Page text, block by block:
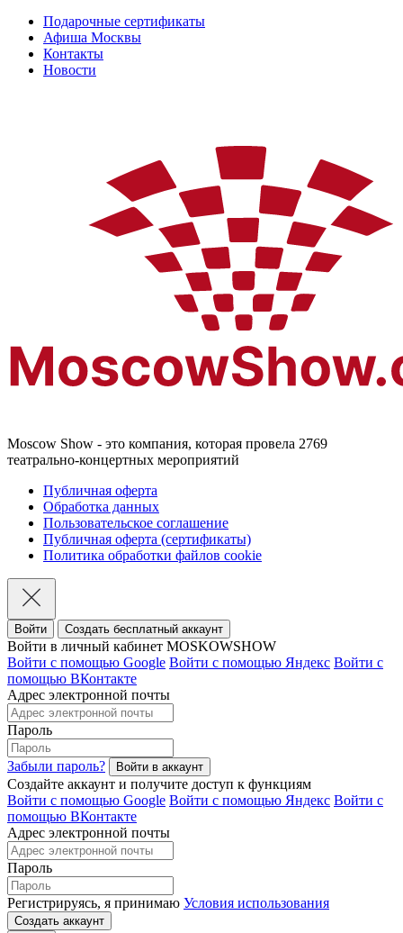
Подарочные сертификаты
Афиша Москвы
Контакты
Новости
Moscow Show - это компания, которая провела 2769
театрально-концертных мероприятий
Публичная оферта
Обработка данных
Пользовательское соглашение
Публичная оферта (сертификаты)
Политика обработки файлов cookie
Войти Создать бесплатный аккаунт
Войти в личный кабинет MOSKOWSHOW
Войти с помощью Google Войти с помощью Яндекс Войти с
помощью ВКонтакте
Адрес электронной почты
Пароль
Забыли пароль?
Создайте аккаунт и получите доступ к функциям
Войти с помощью Google Войти с помощью Яндекс Войти с
помощью ВКонтакте
Адрес электронной почты
Пароль
Регистрируясь, я принимаю Условия использования